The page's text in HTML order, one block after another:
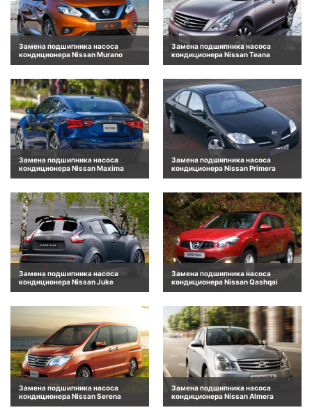
Замена подшипника насоса
кондиционера Nissan Murano
Замена подшипника насоса
кондиционера Nissan Teana
Замена подшипника насоса
кондиционера Nissan Maxima
Замена подшипника насоса
кондиционера Nissan Primera
Замена подшипника насоса
кондиционера Nissan Juke
Замена подшипника насоса
кондиционера Nissan Qashqai
Замена подшипника насоса
кондиционера Nissan Serena
Замена подшипника насоса
кондиционера Nissan Almera